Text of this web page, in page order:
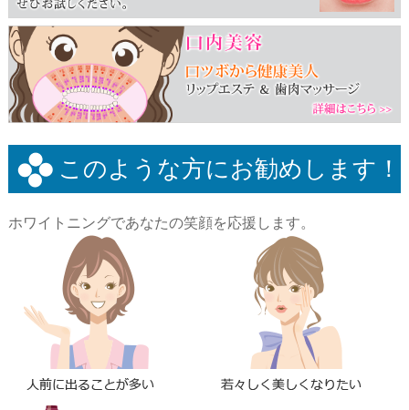
このような方にお勧めします！
ホワイトニングであなたの笑顔を応援します。